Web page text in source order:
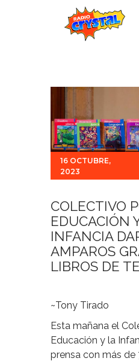
Eventos
Promociones
Noticias
Para ti
Contacto
16 OCTUBRE,
2023
COLECTIVO
EDUCACIÓN
INFANCIA
AMPAROS
LIBROS DE
~Tony Tirado
Esta mañana el
Educación y la
prensa con más de